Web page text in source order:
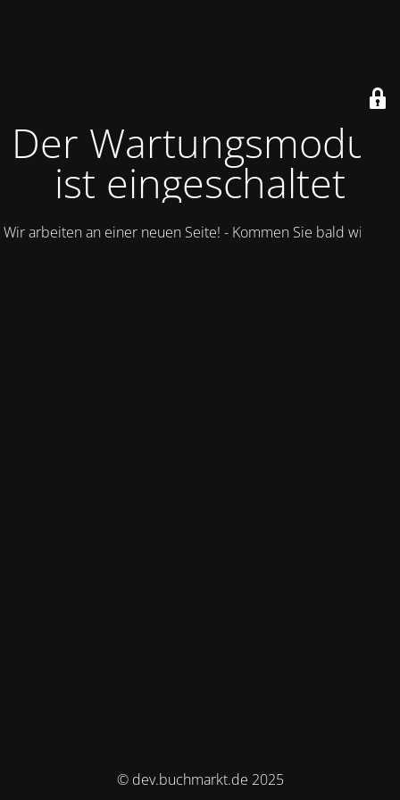
Der Wartungsmodus
ist eingeschaltet
Wir arbeiten an einer neuen Seite! - Kommen Sie bald wieder.
© dev.buchmarkt.de 2025